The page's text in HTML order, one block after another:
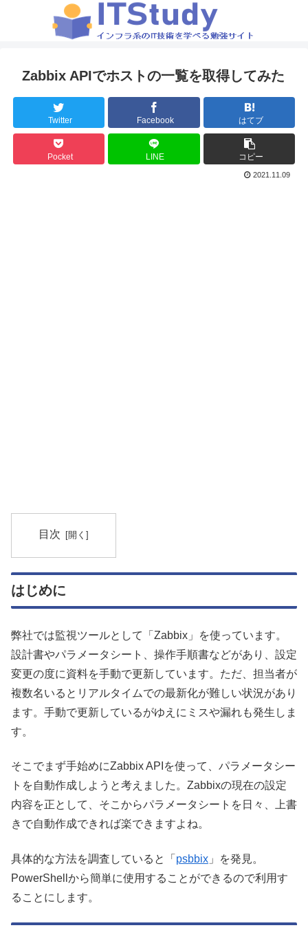
Zabbix APIでホストの一覧を取得してみた
Twitter Facebook はてブ
Pocket LINE コピー
2021.11.09
目次
はじめに
弊社では監視ツールとして「Zabbix」を使っています。
設計書やパラメータシート、操作手順書などがあり、設定
変更の度に資料を手動で更新しています。ただ、担当者が
複数名いるとリアルタイムでの最新化が難しい状況があり
ます。手動で更新しているがゆえにミスや漏れも発生しま
す。
そこでまず手始めにZabbix APIを使って、パラメータシー
トを自動作成しようと考えました。Zabbixの現在の設定
内容を正として、そこからパラメータシートを日々、上書
きで自動作成できれば楽できますよね。
具体的な方法を調査していると「 psbbix 」を発見。
PowerShellから簡単に使用することができるので利用す
ることにします。